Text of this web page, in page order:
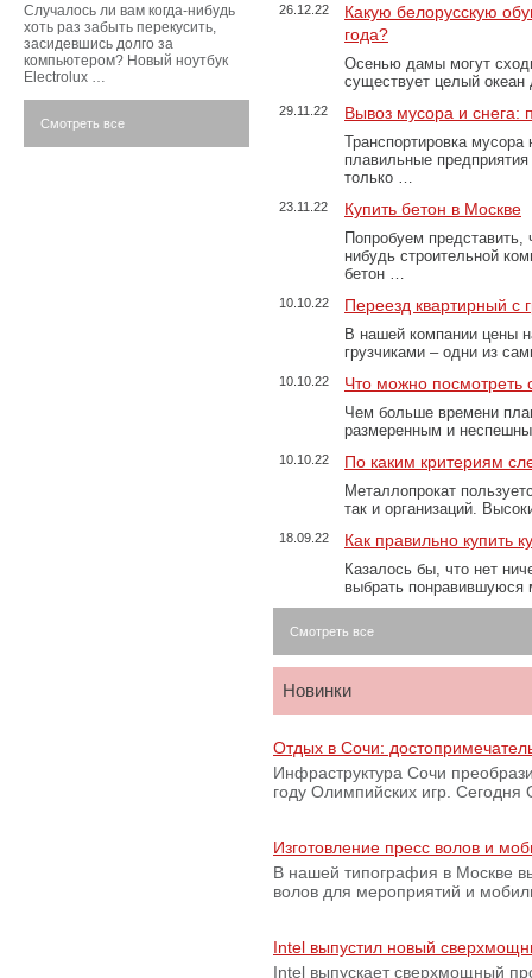
26.12.22
Какую белорусскую
года?
Осенью дамы могут
существует целый
29.11.22 Вывоз мусора и
Транспортировка
плавильные
только …
23.11.22 Купить бетон в Москве
Попробуем представить,
нибудь строительной
бетон …
10.10.22 Переезд квартирный с
В нашей компании цены
грузчиками – одни из
10.10.22 Что можно посмотреть
Чем больше времени
размеренным и
10.10.22 По каким критериям
Металлопрокат
так и организаций.
18.09.22 Как правильно купить
Казалось бы, что нет
выбрать
Смотреть все
Новинки
Отдых в Сочи:
Инфраструктура Сочи
году Олимпийских игр.
Изготовление пресс волов и
В нашей типография в Москве
волов для мероприятий и
Intel выпустил новый
Intel выпускает сверхмощный
Случалось ли вам когда-нибудь
хоть раз забыть перекусить,
засидевшись долго за
компьютером? Новый ноутбук
Electrolux …
Смотреть все